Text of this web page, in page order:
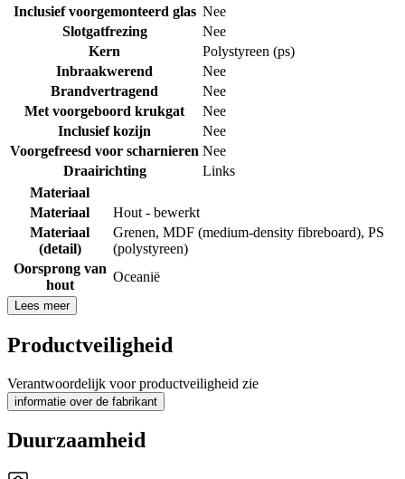
Inclusief voorgemonteerd glas Nee
Slotgatfrezing
Nee
Kern
Polystyreen (ps)
Inbraakwerend
Nee
Brandvertragend
Nee
Met voorgeboord krukgat
Nee
Inclusief kozijn
Nee
Voorgefreesd voor scharnieren Nee
Draairichting
Links
Materiaal
Materiaal
Hout - bewerkt
Materiaal
(detail)
Grenen, MDF (medium-density fibreboard), PS
(polystyreen)
Oorsprong van
hout
Oceanië
Lees meer
Productveiligheid
Verantwoordelijk voor productveiligheid zie
informatie over de fabrikant
Duurzaamheid